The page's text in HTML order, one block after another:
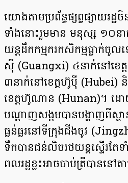
យោងតាមប្រព័ន្ធផ្សព្វផ្សាយរដ្
ទាំងនោះរួមមាន មនុស្ស ១០នា
យន្តដឹកកម្មករកសិកម្មធ្លាក់ចូល
ស៊ី (Guangxi) ៤នាក់នៅខេ
៣នាក់នៅខេត្តហ៊ូប៉ី (Hubei)
ខេត្តហ៊ូណាន (Hunan)។ ដ
បណ្តាញសង្គមបានបង្ហាញពីស្
ធ្ងន់ធ្ងរនៅទីក្រុងជីងចូវ
ទឹកបានជន់លិចរថយន្តស្ទើរតែ
ពលរដ្ឋខ្លះអាចចាប់ត្រីបាននៅ